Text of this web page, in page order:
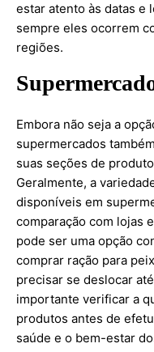
estar atento às datas e
sempre eles ocorrem
regiões.
Embora não seja a
supermercados
suas seções de
Geralmente, a
disponíveis em
comparação com lojas
pode ser uma opção
comprar ração para
precisar se deslocar
importante verificar a
produtos antes de
saúde e o bem-estar